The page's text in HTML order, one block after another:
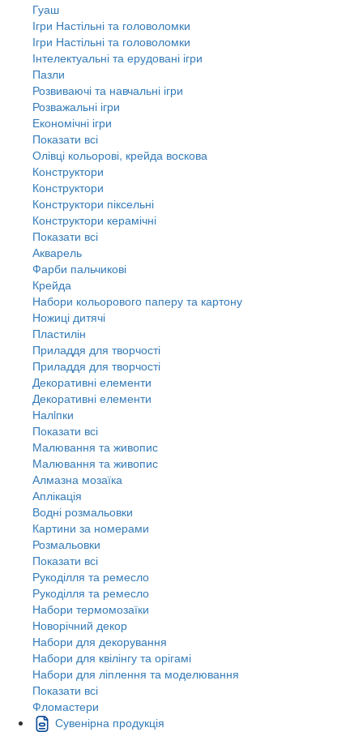
Гуаш
Ігри Настільні та головоломки
Ігри Настільні та головоломки
Інтелектуальні та ерудовані ігри
Пазли
Розвиваючі та навчальні ігри
Розважальні ігри
Економічні ігри
Показати всі
Олівці кольорові, крейда воскова
Конструктори
Конструктори
Конструктори піксельні
Конструктори керамічні
Показати всі
Акварель
Фарби пальчикові
Крейда
Набори кольорового паперу та картону
Ножиці дитячі
Пластилін
Приладдя для творчості
Приладдя для творчості
Декоративні елементи
Декоративні елементи
Налiпки
Показати всі
Малювання та живопис
Малювання та живопис
Алмазна мозаїка
Аплікація
Водні розмальовки
Картини за номерами
Розмальовки
Показати всі
Рукоділля та ремесло
Рукоділля та ремесло
Набори термомозаїки
Новорічний декор
Набори для декорування
Набори для квілінгу та орігамі
Набори для ліплення та моделювання
Показати всі
Фломастери
Сувенірна продукція